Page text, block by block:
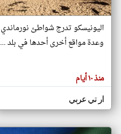
هنا عن
وجهة
كاتبيها.
اليونيسكو تدرج شواطئ نورماندي
وعدة مواقع أخرى أحدها في بلد ...
منذ ١٠ أيام
ار تي عربي